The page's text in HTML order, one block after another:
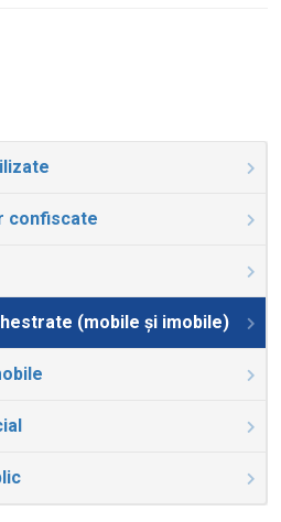
confiscate
(mobile și imobile)